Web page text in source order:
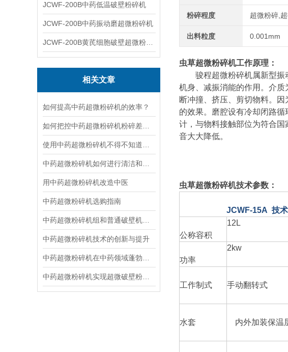
JCWF-200B中药低温破壁粉碎机
JCWF-200B中药振动磨超微粉碎机
相关文章
如何提高中药超微粉碎机的效率？
用中药超微粉碎机改造中医
中药超微粉碎机选购指南
中药超微粉碎机技术的创新与提升
粉碎程度 超微粉碎,
出料粒度 0.001mm
虫草超微粉碎机工作原理：
骏程超微粉碎机属新型振动
机身、减振消能的作用。介
断冲撞、挤压、剪切物料。
的效果。磨腔设有冷却闭路
计，与物料接触部位为符合
音大大降低。
虫草超微粉碎机技术参数：
JCWF-15A 技
公称容积
12L
功率
2kw
工作制式 手动翻转式
水套 内外加装保温